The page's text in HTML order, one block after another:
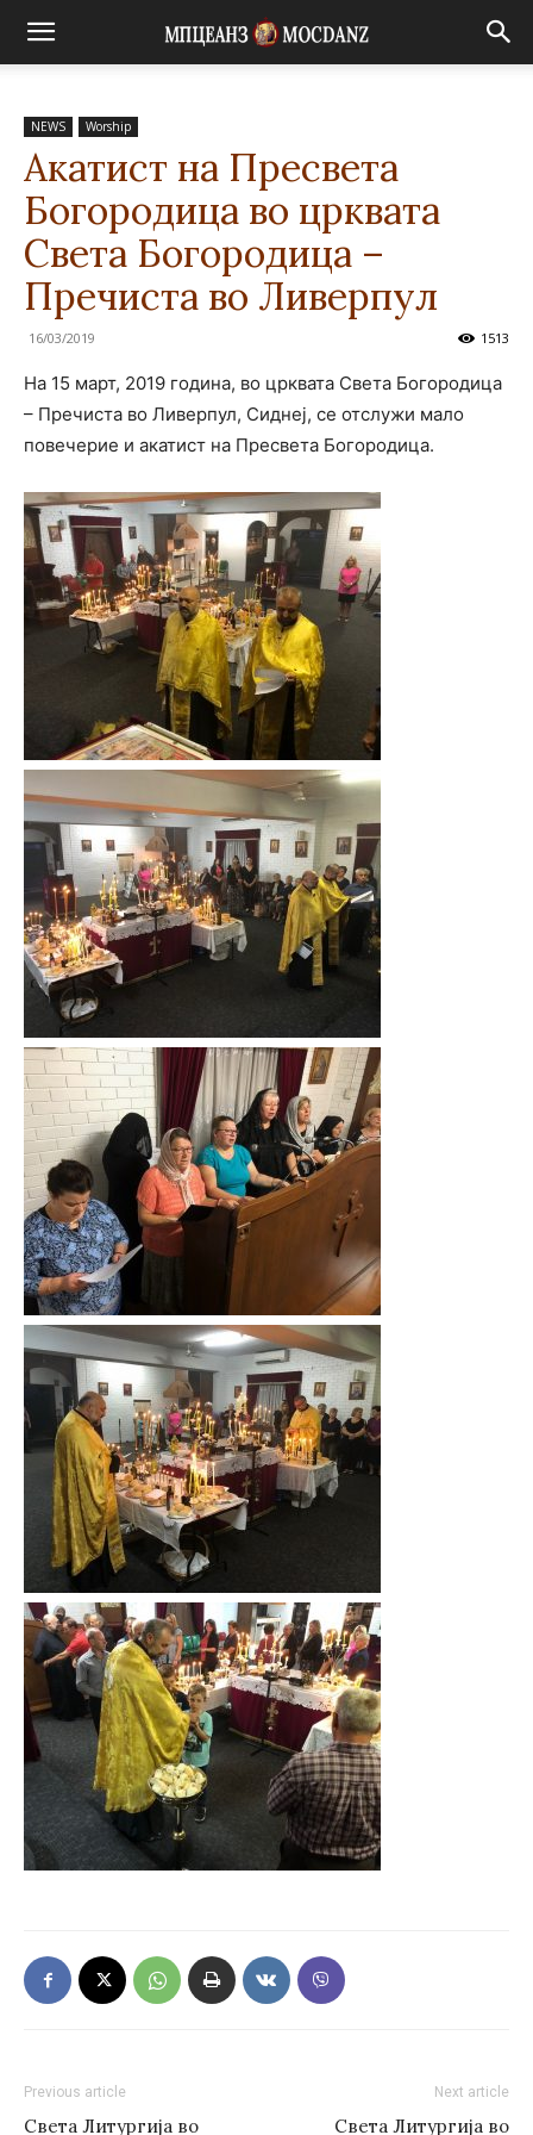
NEWS Worship
Акатист на Пресвета
Богородица во црквата
Светa Богородица –
Пречиста во Ливерпул
16/03/2019 1513
На 15 март, 2019 година, во црквата Светa Богородица
– Пречиста во Ливерпул, Сиднеј, се отслужи мало
повечерие и акатист на Пресвета Богородица.
Previous article
Света Литургија во
Next article
Света Литургија во